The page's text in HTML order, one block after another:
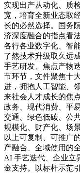
实现出产从动化、质
宽，培育全新业态取
长的必然选择。国务
济深度融合的指点看
各行各业数字化、智
了然技术升级取久远
手艺研发、焦点产物
节环节，文件聚焦十
进，拥抱人工智能、
来社会人才成长的焦
政务、现代消费、平
交通、绿色低碳、公
规模化、财产化、场
以上可复制、可推广
产融合、全域使用的
AI 手艺迭代、企业立
金支持。以标杆示范